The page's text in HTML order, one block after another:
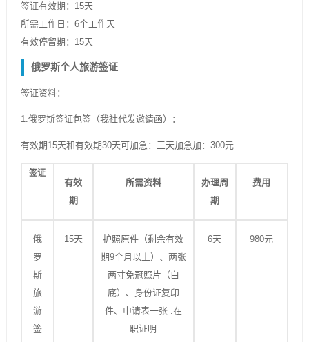
签证有效期：15天
所需工作日：6个工作天
有效停留期：15天
俄罗斯个人旅游签证
签证资料：
1.俄罗斯签证包签（我社代发邀请函）：
有效期15天和有效期30天可加急：三天加急加：300元
签证
有效
期
所需资料
办理周
期
费用
俄
罗
斯
旅
游
签
15天
护照原件（剩余有效
期9个月以上）、两张
两寸免冠照片（白
底）、身份证复印
件、申请表一张 .在
职证明
6天 980元